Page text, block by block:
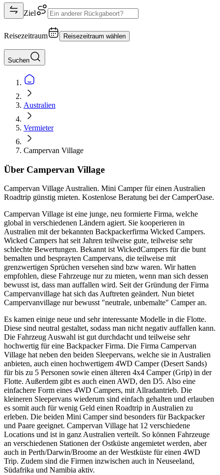
Ziel
Reisezeitraum Reisezeitraum wählen
Suchen
Australien
Vermieter
Campervan Village
Über Campervan Village
Campervan Village Australien. Mini Camper für einen Australien
Roadtrip günstig mieten. Kostenlose Beratung bei der CamperOase.
Campervan Village ist eine junge, neu formierte Firma, welche
global in verschiedenen Ländern agiert. Sie kooperieren in
Australien mit der bekannten Backpackerfirma Wicked Campers.
Wicked Campers hat seit Jahren teilweise gute, teilweise sehr
schlechte Bewertungen. Bekannt ist WickedCampers für die bunt
bemalten und besprayten Campervans, die teilweise mit
grenzwertigen Sprüchen versehen sind bzw waren. Wir hatten
empfohlen, diese Fahrzeuge nur zu mieten, wenn man sich dessen
bewusst ist, dass man auffallen wird. Seit der Gründung der Firma
Campervanvillage hat sich das Auftreten geändert. Nun bietet
Campervanvillage nur bewusst "neutrale, unbemalte" Camper an.
Es kamen einige neue und sehr interessante Modelle in die Flotte.
Diese sind neutral gestaltet, sodass man nicht negativ auffallen kann.
Die Fahrzeug Auswahl ist gut durchdacht und teilweise sehr
hochwertig für eine Backpacker Firma. Die Firma Campervan
Village hat neben den beiden Sleepervans, welche sie in Australien
anbieten, auch einen hochwertigem 4WD Camper (Desert Sands)
für bis zu 5 Personen sowie einen älteren 4x4 Camper (Grip) in der
Flotte. Außerdem gibt es auch einen AWD, den D5. Also eine
einfachere Form eines 4WD Campers, mit Allradantrieb. Die
kleineren Sleepervans wiederum sind einfach gehalten und erlauben
es somit auch für wenig Geld einen Roadtrip in Australien zu
erleben. Die beiden Mini Camper sind besonders für Backpacker
und Paare geeignet. Campervan Village hat 12 verschiedene
Locations und ist in ganz Australien verteilt. So können Fahrzeuge
an verschiedenen Stationen der Ostküste angemietet werden, aber
auch in Perth/Darwin/Broome an der Westküste für einen 4WD
Trip. Zudem sind die Firmen inzwischen auch in Neuseeland,
Südafrika und Namibia aktiv.